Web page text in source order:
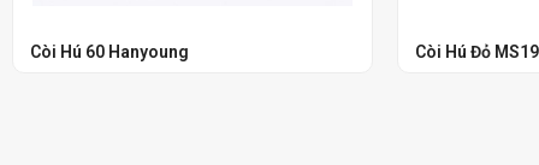
Còi Hú 60 Hanyoung Còi Hú Đỏ